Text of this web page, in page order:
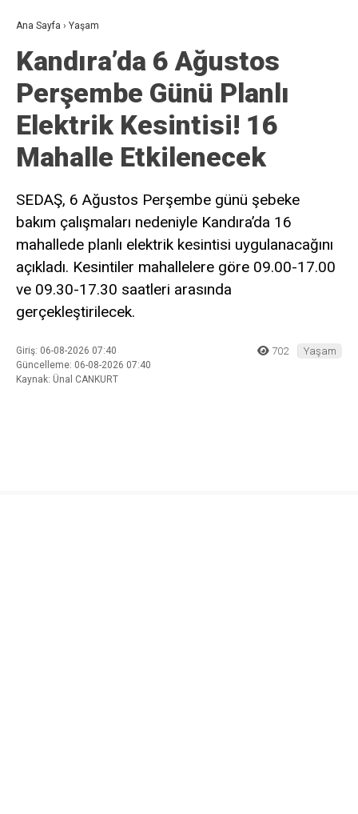
Ana Sayfa › Yaşam
Kandıra’da 6 Ağustos
Perşembe Günü Planlı
Elektrik Kesintisi! 16
Mahalle Etkilenecek
SEDAŞ, 6 Ağustos Perşembe günü şebeke
bakım çalışmaları nedeniyle Kandıra’da 16
mahallede planlı elektrik kesintisi uygulanacağını
açıkladı. Kesintiler mahallelere göre 09.00-17.00
ve 09.30-17.30 saatleri arasında
gerçekleştirilecek.
Giriş: 06-08-2026 07:40
Güncelleme: 06-08-2026 07:40
Kaynak: Ünal CANKURT
702 Yaşam